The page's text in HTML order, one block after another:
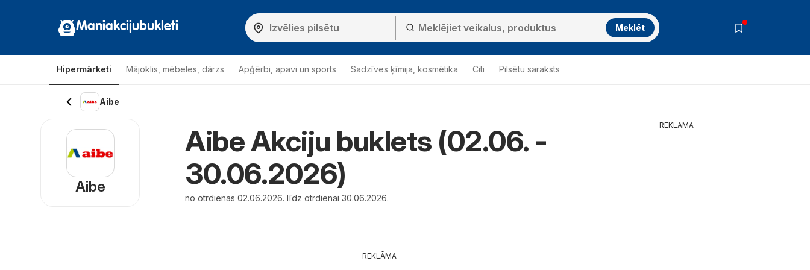
Maniakcijubukleti Meklēt
Hipermārketi Mājoklis, mēbeles, dārzs Apģērbi, apavi un sports Sadzīves ķīmija, kosmētika Citi Pilsētu saraksts
Aibe
Aibe Akciju buklets (02.06. -
30.06.2026)
no otrdienas 02.06.2026. līdz otrdienai 30.06.2026.
REKLĀMA
Aibe
REKLĀMA